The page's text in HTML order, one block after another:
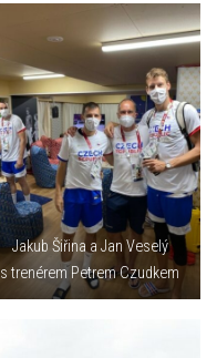
Jakub Šiřina a Jan Veselý
s trenérem Petrem Czudkem